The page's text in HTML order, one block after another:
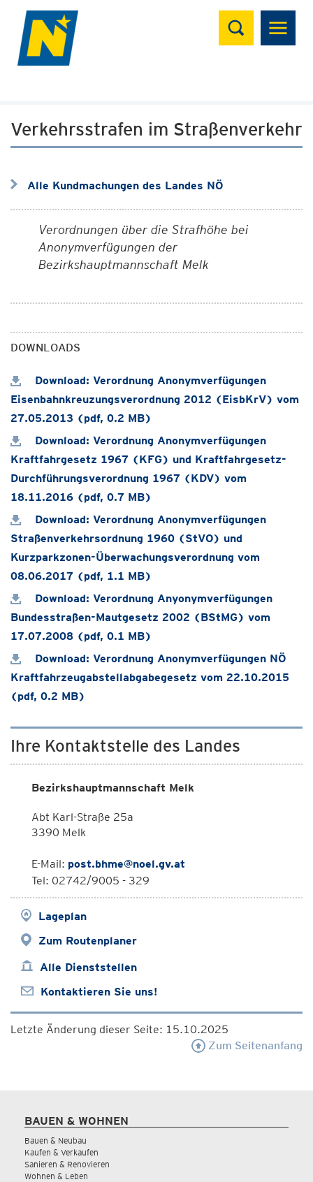
Suchen
Verkehrsstrafen im Straßenverkehr
Alle Kundmachungen des Landes NÖ
Verordnungen über die Strafhöhe bei
Anonymverfügungen der
Bezirkshauptmannschaft Melk
DOWNLOADS
Download: Verordnung Anonymverfügungen
Eisenbahnkreuzungsverordnung 2012 (EisbKrV) vom
27.05.2013 (pdf, 0.2 MB)
Download: Verordnung Anonymverfügungen
Kraftfahrgesetz 1967 (KFG) und Kraftfahrgesetz-
Durchführungsverordnung 1967 (KDV) vom
18.11.2016 (pdf, 0.7 MB)
Download: Verordnung Anonymverfügungen
Straßenverkehrsordnung 1960 (StVO) und
Kurzparkzonen-Überwachungsverordnung vom
08.06.2017 (pdf, 1.1 MB)
Download: Verordnung Anyonymverfügungen
Bundesstraßen-Mautgesetz 2002 (BStMG) vom
17.07.2008 (pdf, 0.1 MB)
Download: Verordnung Anonymverfügungen NÖ
Kraftfahrzeugabstellabgabegesetz vom 22.10.2015
(pdf, 0.2 MB)
Ihre Kontaktstelle des Landes
Bezirkshauptmannschaft Melk
Abt Karl-Straße 25a
3390 Melk
E-Mail: post.bhme@noel.gv.at
Tel: 02742/9005 - 329
Lageplan
Zum Routenplaner
Alle Dienststellen
Kontaktieren Sie uns!
Letzte Änderung dieser Seite: 15.10.2025
Zum Seitenanfang
BAUEN & WOHNEN
Bauen & Neubau
Kaufen & Verkaufen
Sanieren & Renovieren
Wohnen & Leben